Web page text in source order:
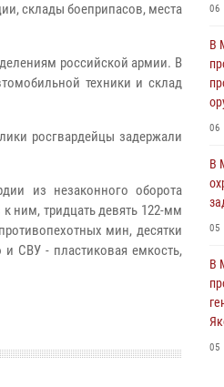
склады боеприпасов, места
российской армии. В
техники и склад
росгвардейцы задержали
из незаконного оборота
к ним, тридцать девять 122-мм
мин, десятки
и СВУ - пластиковая емкость,
06
В
06
В
05
В
05